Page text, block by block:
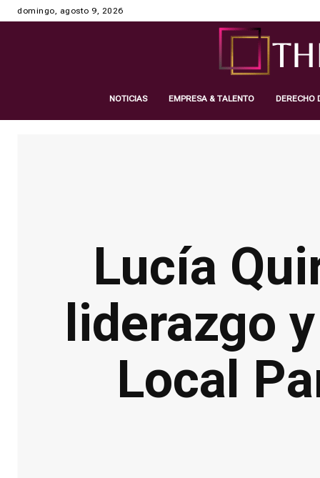
domingo, agosto 9, 2026
NOTICIAS EMPRESA & TALENTO DERECHO
Lucía Quiroga y Eduardo Dachary:
liderazgo
Local